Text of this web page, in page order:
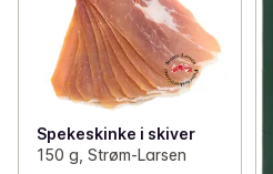
Spekeskinke i skiver
150 g, Strøm-Larsen